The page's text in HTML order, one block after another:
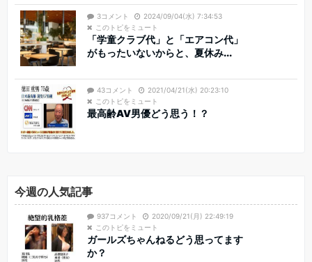
3コメント
2024/09/04(水) 7:34:53
このトピをミュート
「学童クラブ代」と「エアコン代」
がもったいないからと、夏休み...
43コメント
2021/04/21(水) 20:23:10
このトピをミュート
最高齢AV男優どう思う！？
今週の人気記事
937コメント
2020/09/21(月) 22:49:19
このトピをミュート
ガールズちゃんねるどう思ってます
か？